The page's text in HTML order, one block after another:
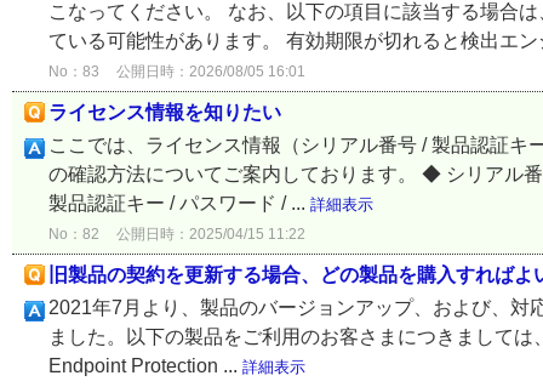
こなってください。 なお、以下の項目に該当する場合
ている可能性があります。 有効期限が切れると検出エ
No：83 公開日時：2026/08/05 16:01
ライセンス情報を知りたい
ここでは、ライセンス情報（シリアル番号 / 製品認証キ
の確認方法についてご案内しております。 ◆ シリア
製品認証キー / パスワード / ... 詳細表示
No：82 公開日時：2025/04/15 11:22
旧製品の契約を更新する場合、どの製品を購入すればよ
2021年7月より、製品のバージョンアップ、および、
ました。以下の製品をご利用のお客さまにつきまして
Endpoint Protection ... 詳細表示